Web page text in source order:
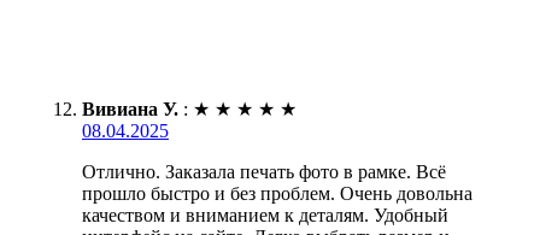
Вивиана У. : ★ ★ ★ ★ ★
08.04.2025
Отлично. Заказала печать фото в рамке. Всё
прошло быстро и без проблем. Очень довольна
качеством и вниманием к деталям. Удобный